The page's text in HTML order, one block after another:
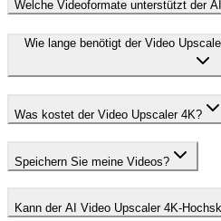
Welche Videoformate unterstützt der
Wie lange benötigt der Video
Was kostet der Video Upscaler 4K?
Speichern Sie meine Videos?
Kann der AI Video Upscaler 4K-